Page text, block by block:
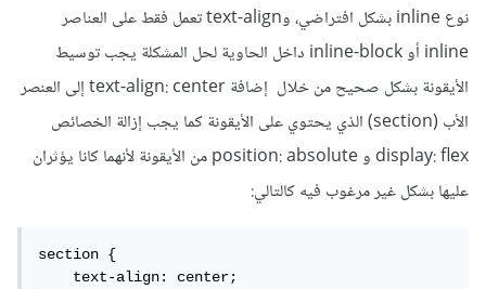
نوع inline بشكل افتراضي، وtext-align تعمل فقط على العناصر
inline أو inline-block داخل الحاوية لحل المشكلة يجب توسيط
الأيقونة بشكل صحيح من خلال إضافة text-align: center إلى العنصر
الأب (section) الذي يحتوي على الأيقونة كما يجب إزالة الخصائص
display: flex و position: absolute من الأيقونة لأنهما كانا يؤثران
عليها بشكل غير مرغوب فيه كالتالي:
section {
    text-align: center;